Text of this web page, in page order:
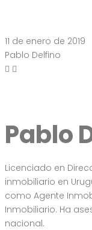
11 de enero de 2019
Pablo Delfino
Pablo
Licenciado en
inmobiliario en
como Agente
Inmobiliario. Ha
nacional.